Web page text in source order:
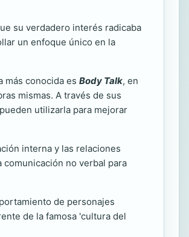
su verdadero interés radicaba
un enfoque único en la
más conocida es Body Talk, en
mismas. A través de sus
utilizarla para mejorar
interna y las relaciones
no verbal para
de personajes
de la famosa 'cultura del